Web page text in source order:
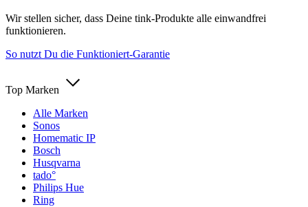
Wir stellen sicher, dass Deine tink-Produkte alle einwandfrei
funktionieren.
So nutzt Du die Funktioniert-Garantie
Top Marken
Alle Marken
Sonos
Homematic IP
Bosch
Husqvarna
tado°
Philips Hue
Ring